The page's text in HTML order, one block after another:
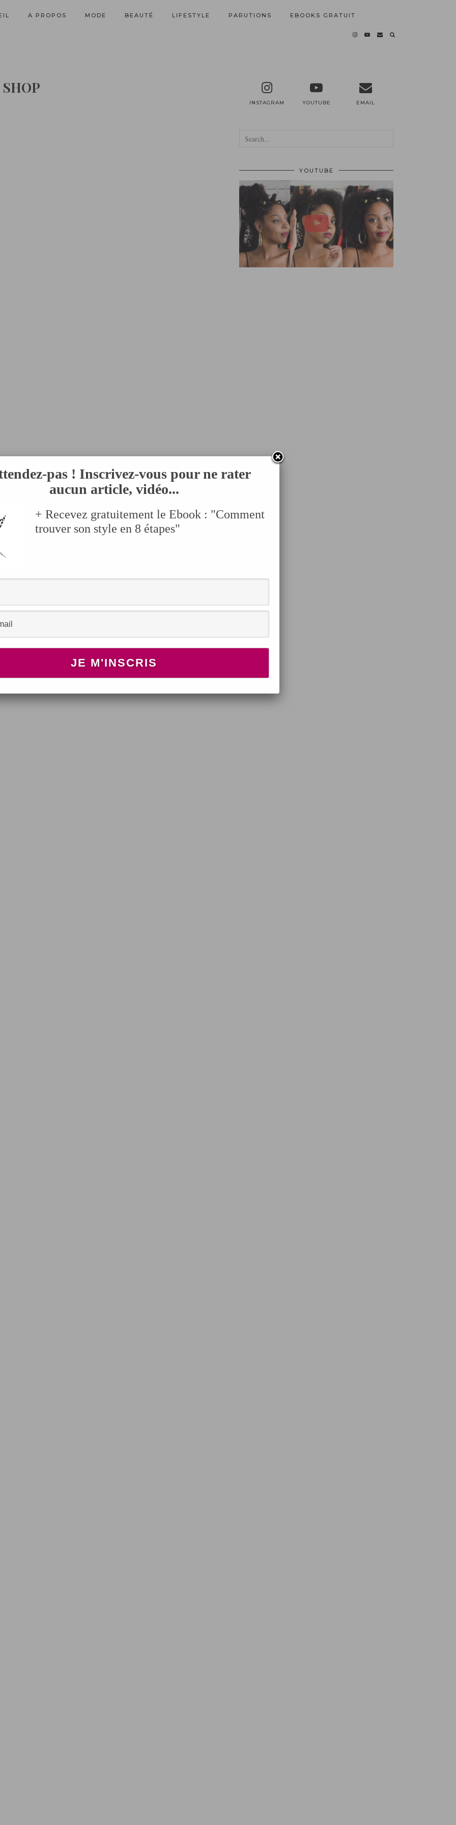
A PROPOS MODE BEAUTÉ LIFESTYLE PARUTIONS EBOOKS GRATUIT
SHOP
INSTAGRAM YOUTUBE EMAIL
YOUTUBE
pas ! Inscrivez-vous pour ne rater
aucun article, vidéo...
+ Recevez gratuitement le Ebook : "Comment
trouver son style en 8 étapes"